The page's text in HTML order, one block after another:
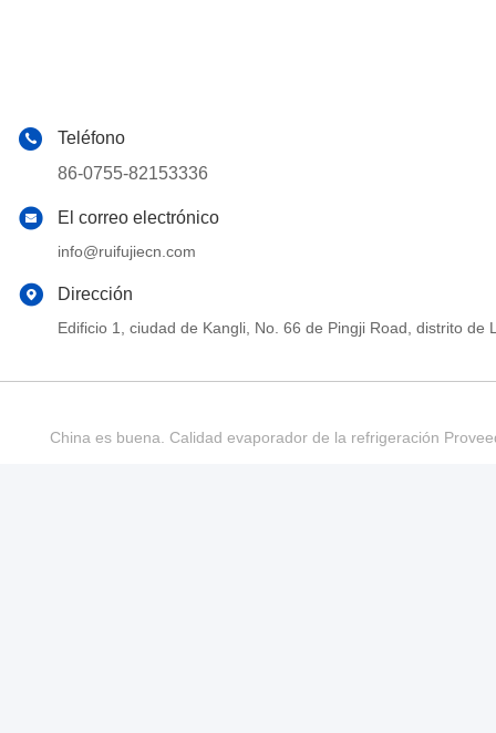
Teléfono
86-0755-82153336
El correo electrónico
info@ruifujiecn.com
Dirección
Edificio 1, ciudad de Kangli, No. 66 de Pingji Road, distrito
China es buena. Calidad evaporador de la refrigeración